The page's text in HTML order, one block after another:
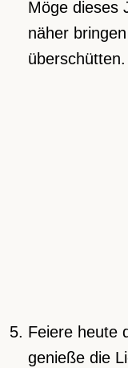
Möge dieses
näher
überschütten.
Feiere heute
genieße die